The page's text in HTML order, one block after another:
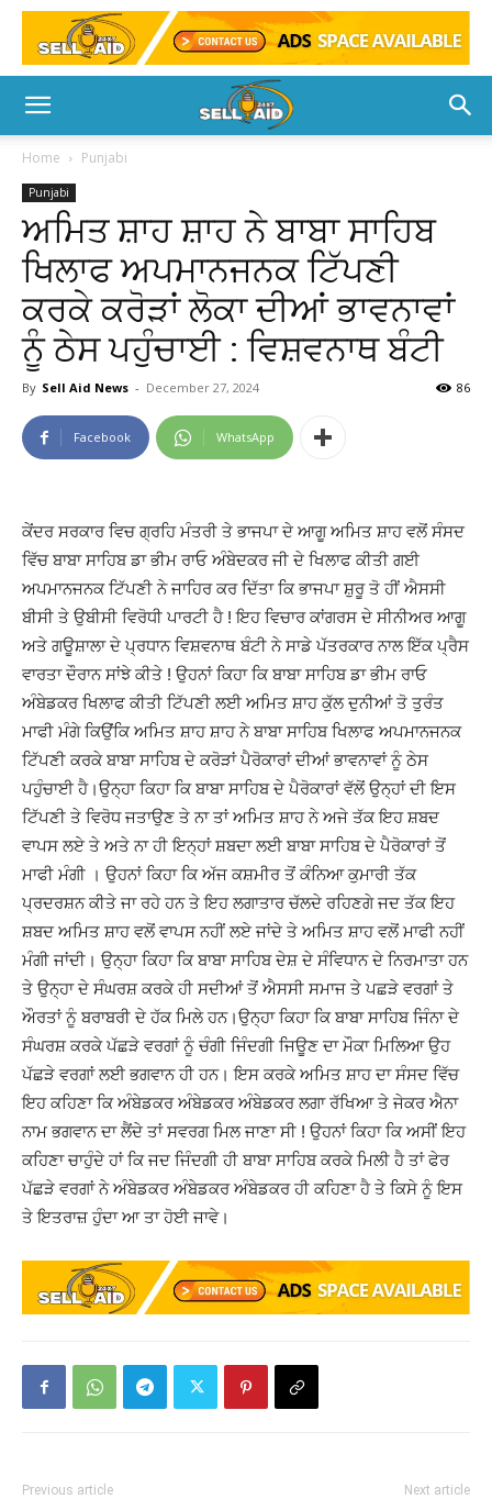
Home Punjabi
Punjabi
ਅਮਿਤ ਸ਼ਾਹ ਸ਼ਾਹ ਨੇ ਬਾਬਾ ਸਾਹਿਬ
ਖਿਲਾਫ ਅਪਮਾਨਜਨਕ ਟਿੱਪਣੀ
ਕਰਕੇ ਕਰੋੜਾਂ ਲੋਕਾ ਦੀਆਂ ਭਾਵਨਾਵਾਂ
ਨੂੰ ਠੇਸ ਪਹੁੰਚਾਈ : ਵਿਸ਼ਵਨਾਥ ਬੰਟੀ
By Sell Aid News - December 27, 2024 86
Facebook WhatsApp
ਕੇਂਦਰ ਸਰਕਾਰ ਵਿਚ ਗ੍ਰਹਿ ਮੰਤਰੀ ਤੇ ਭਾਜਪਾ ਦੇ ਆਗੂ ਅਮਿਤ ਸ਼ਾਹ ਵਲੋਂ ਸੰਸਦ
ਵਿੱਚ ਬਾਬਾ ਸਾਹਿਬ ਡਾ ਭੀਮ ਰਾਓ ਅੰਬੇਦਕਰ ਜੀ ਦੇ ਖਿਲਾਫ ਕੀਤੀ ਗਈ
ਅਪਮਾਨਜਨਕ ਟਿੱਪਣੀ ਨੇ ਜਾਹਿਰ ਕਰ ਦਿੱਤਾ ਕਿ ਭਾਜਪਾ ਸ਼ੁਰੂ ਤੋ ਹੀਂ ਐਸਸੀ
ਬੀਸੀ ਤੇ ਉਬੀਸੀ ਵਿਰੋਧੀ ਪਾਰਟੀ ਹੈ ! ਇਹ ਵਿਚਾਰ ਕਾਂਗਰਸ ਦੇ ਸੀਨੀਅਰ ਆਗੂ
ਅਤੇ ਗਊਸ਼ਾਲਾ ਦੇ ਪ੍ਰਧਾਨ ਵਿਸ਼ਵਨਾਥ ਬੰਟੀ ਨੇ ਸਾਡੇ ਪੱਤਰਕਾਰ ਨਾਲ ਇੱਕ ਪ੍ਰੈਸ
ਵਾਰਤਾ ਦੌਰਾਨ ਸਾਂਝੇ ਕੀਤੇ ! ਉਹਨਾਂ ਕਿਹਾ ਕਿ ਬਾਬਾ ਸਾਹਿਬ ਡਾ ਭੀਮ ਰਾਓ
ਅੰਬੇਡਕਰ ਖਿਲਾਫ ਕੀਤੀ ਟਿੱਪਣੀ ਲਈ ਅਮਿਤ ਸ਼ਾਹ ਕੁੱਲ ਦੁਨੀਆਂ ਤੋ ਤੁਰੰਤ
ਮਾਫੀ ਮੰਗੇ ਕਿਉਂਕਿ ਅਮਿਤ ਸ਼ਾਹ ਸ਼ਾਹ ਨੇ ਬਾਬਾ ਸਾਹਿਬ ਖਿਲਾਫ ਅਪਮਾਨਜਨਕ
ਟਿੱਪਣੀ ਕਰਕੇ ਬਾਬਾ ਸਾਹਿਬ ਦੇ ਕਰੋੜਾਂ ਪੈਰੋਕਾਰਾਂ ਦੀਆਂ ਭਾਵਨਾਵਾਂ ਨੂੰ ਠੇਸ
ਪਹੁੰਚਾਈ ਹੈ।ਉਨ੍ਹਾ ਕਿਹਾ ਕਿ ਬਾਬਾ ਸਾਹਿਬ ਦੇ ਪੈਰੋਕਾਰਾਂ ਵੱਲੋਂ ਉਨ੍ਹਾਂ ਦੀ ਇਸ
ਟਿੱਪਣੀ ਤੇ ਵਿਰੋਧ ਜਤਾਉਣ ਤੇ ਨਾ ਤਾਂ ਅਮਿਤ ਸ਼ਾਹ ਨੇ ਅਜੇ ਤੱਕ ਇਹ ਸ਼ਬਦ
ਵਾਪਸ ਲਏ ਤੇ ਅਤੇ ਨਾ ਹੀ ਇਨ੍ਹਾਂ ਸ਼ਬਦਾ ਲਈ ਬਾਬਾ ਸਾਹਿਬ ਦੇ ਪੈਰੋਕਾਰਾਂ ਤੋਂ
ਮਾਫੀ ਮੰਗੀ । ਉਹਨਾਂ ਕਿਹਾ ਕਿ ਅੱਜ ਕਸ਼ਮੀਰ ਤੋਂ ਕੰਨਿਆ ਕੁਮਾਰੀ ਤੱਕ
ਪ੍ਰਦਰਸ਼ਨ ਕੀਤੇ ਜਾ ਰਹੇ ਹਨ ਤੇ ਇਹ ਲਗਾਤਾਰ ਚੱਲਦੇ ਰਹਿਣਗੇ ਜਦ ਤੱਕ ਇਹ
ਸ਼ਬਦ ਅਮਿਤ ਸ਼ਾਹ ਵਲੋਂ ਵਾਪਸ ਨਹੀਂ ਲਏ ਜਾਂਦੇ ਤੇ ਅਮਿਤ ਸ਼ਾਹ ਵਲੋਂ ਮਾਫੀ ਨਹੀਂ
ਮੰਗੀ ਜਾਂਦੀ। ਉਨ੍ਹਾ ਕਿਹਾ ਕਿ ਬਾਬਾ ਸਾਹਿਬ ਦੇਸ਼ ਦੇ ਸੰਵਿਧਾਨ ਦੇ ਨਿਰਮਾਤਾ ਹਨ
ਤੇ ਉਨ੍ਹਾ ਦੇ ਸੰਘਰਸ਼ ਕਰਕੇ ਹੀ ਸਦੀਆਂ ਤੋਂ ਐਸਸੀ ਸਮਾਜ ਤੇ ਪਛੜੇ ਵਰਗਾਂ ਤੇ
ਔਰਤਾਂ ਨੂੰ ਬਰਾਬਰੀ ਦੇ ਹੱਕ ਮਿਲੇ ਹਨ।ਉਨ੍ਹਾ ਕਿਹਾ ਕਿ ਬਾਬਾ ਸਾਹਿਬ ਜਿੰਨਾ ਦੇ
ਸੰਘਰਸ਼ ਕਰਕੇ ਪੱਛੜੇ ਵਰਗਾਂ ਨੂੰ ਚੰਗੀ ਜਿੰਦਗੀ ਜਿਊਣ ਦਾ ਮੌਕਾ ਮਿਲਿਆ ਉਹ
ਪੱਛੜੇ ਵਰਗਾਂ ਲਈ ਭਗਵਾਨ ਹੀ ਹਨ। ਇਸ ਕਰਕੇ ਅਮਿਤ ਸ਼ਾਹ ਦਾ ਸੰਸਦ ਵਿੱਚ
ਇਹ ਕਹਿਣਾ ਕਿ ਅੰਬੇਡਕਰ ਅੰਬੇਡਕਰ ਅੰਬੇਡਕਰ ਲਗਾ ਰੱਖਿਆ ਤੇ ਜੇਕਰ ਐਨਾ
ਨਾਮ ਭਗਵਾਨ ਦਾ ਲੈਂਦੇ ਤਾਂ ਸਵਰਗ ਮਿਲ ਜਾਣਾ ਸੀ ! ਉਹਨਾਂ ਕਿਹਾ ਕਿ ਅਸੀਂ ਇਹ
ਕਹਿਣਾ ਚਾਹੁੰਦੇ ਹਾਂ ਕਿ ਜਦ ਜਿੰਦਗੀ ਹੀ ਬਾਬਾ ਸਾਹਿਬ ਕਰਕੇ ਮਿਲੀ ਹੈ ਤਾਂ ਫੇਰ
ਪੱਛੜੇ ਵਰਗਾਂ ਨੇ ਅੰਬੇਡਕਰ ਅੰਬੇਡਕਰ ਅੰਬੇਡਕਰ ਹੀ ਕਹਿਣਾ ਹੈ ਤੇ ਕਿਸੇ ਨੂੰ ਇਸ
ਤੇ ਇਤਰਾਜ਼ ਹੁੰਦਾ ਆ ਤਾ ਹੋਈ ਜਾਵੇ।
Previous article Next article